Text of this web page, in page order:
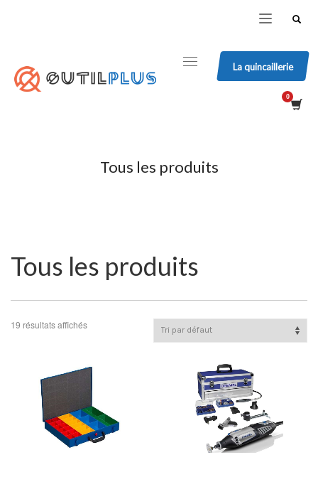
La quincaillerie
Tous les produits
Tous les produits
19 résultats affichés